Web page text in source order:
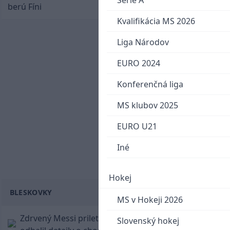
Kvalifikácia MS 2026
Liga Národov
EURO 2024
Konferenčná liga
MS klubov 2025
EURO U21
Iné
Hokej
MS v Hokeji 2026
Slovenský hokej
berú Fíni
BLESKOVKY
Zdrvený Messi priletel do Argentíny, denník